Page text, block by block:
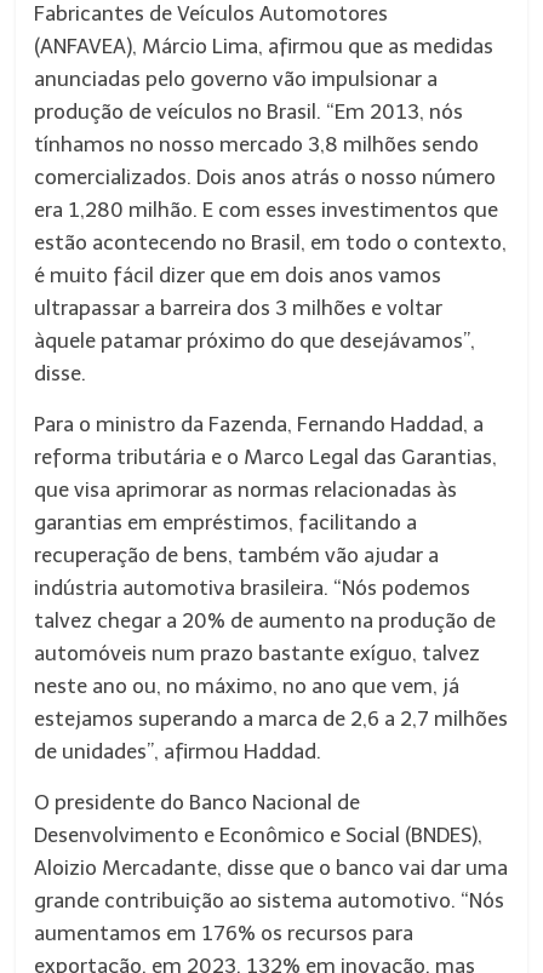
Fabricantes de Veículos Automotores
(ANFAVEA), Márcio Lima, afirmou que as medidas
anunciadas pelo governo vão impulsionar a
produção de veículos no Brasil. “Em 2013, nós
tínhamos no nosso mercado 3,8 milhões sendo
comercializados. Dois anos atrás o nosso número
era 1,280 milhão. E com esses investimentos que
estão acontecendo no Brasil, em todo o contexto,
é muito fácil dizer que em dois anos vamos
ultrapassar a barreira dos 3 milhões e voltar
àquele patamar próximo do que desejávamos”,
disse.
Para o ministro da Fazenda, Fernando Haddad, a
reforma tributária e o Marco Legal das Garantias,
que visa aprimorar as normas relacionadas às
garantias em empréstimos, facilitando a
recuperação de bens, também vão ajudar a
indústria automotiva brasileira. “Nós podemos
talvez chegar a 20% de aumento na produção de
automóveis num prazo bastante exíguo, talvez
neste ano ou, no máximo, no ano que vem, já
estejamos superando a marca de 2,6 a 2,7 milhões
de unidades”, afirmou Haddad.
O presidente do Banco Nacional de
Desenvolvimento e Econômico e Social (BNDES),
Aloizio Mercadante, disse que o banco vai dar uma
grande contribuição ao sistema automotivo. “Nós
aumentamos em 176% os recursos para
exportação, em 2023, 132% em inovação, mas